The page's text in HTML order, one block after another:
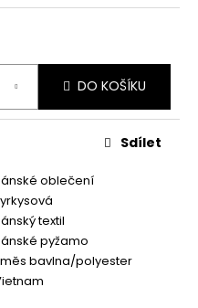
DO KOŠÍKU
oblečení
textil
pyžamo
bavlna/polyester
Sdílet